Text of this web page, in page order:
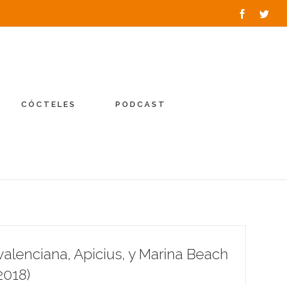
Facebook
CÓCTELES PODCAST
Apicius, y Marina Beach